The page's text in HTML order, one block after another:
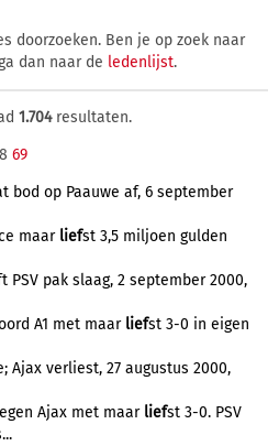
doorzoeken. Ben je op zoek naar
dan naar de ledenlijst.
1.704resultaten.
69
bod op Paauwe af, 6 september
maar liefst 3,5 miljoen gulden
PSV pak slaag, 2 september 2000,
A1 met maar liefst 3-0 in eigen
Ajax verliest, 27 augustus 2000,
Ajax met maar liefst 3-0. PSV